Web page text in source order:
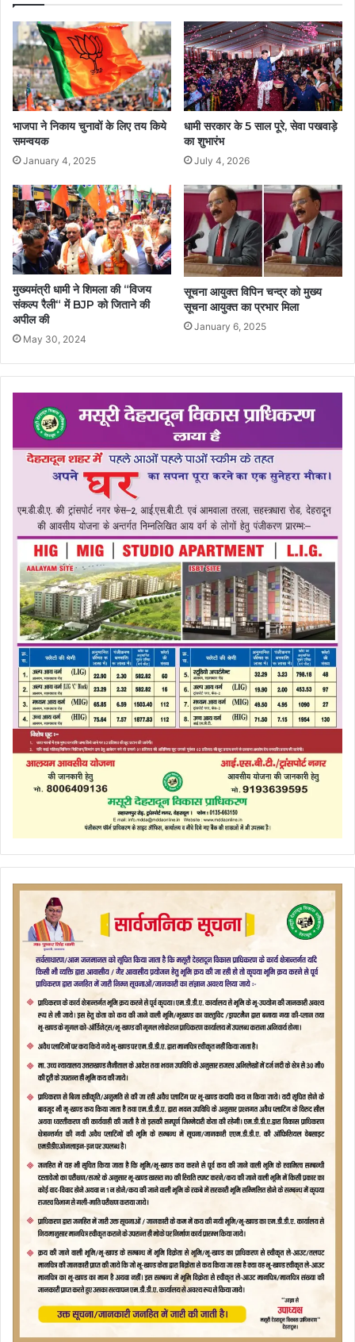
भाजपा ने निकाय चुनावों के लिए तय किये
समन्वयक
January 4, 2025
धामी सरकार के 5 साल पूरे, सेवा पखवाड़े
का शुभारंभ
July 4, 2026
मुख्यमंत्री धामी ने शिमला की “विजय
संकल्प रैली“ में BJP को जिताने की
अपील की
May 30, 2024
सूचना आयुक्त विपिन चन्द्र को मुख्य
सूचना आयुक्त का प्रभार मिला
January 6, 2025